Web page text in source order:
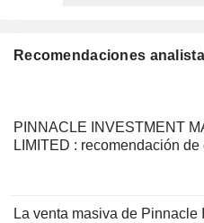
Recomendaciones
PINNACLE INVESTMENT
LIMITED : recomendación
La venta masiva de Pinnacle